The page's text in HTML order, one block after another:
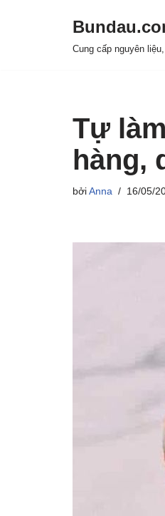
Cung cấp nguyên
Tự
hàng,
bởiAnna 16/05/